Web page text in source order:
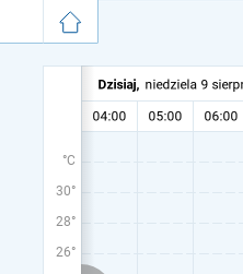
°C
30°
28°
26°